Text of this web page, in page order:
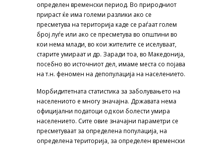
определен временски период. Во природниот
прираст ќе има големи разлики ако се
пресметува на територија каде се раѓаат голем
број луѓе или ако се пресметува во општини во
кои нема млади, во кои жителите се иселуваат,
старите умираат и др. Заради тоа, во Македонија,
посебно во источниот дел, имаме места со појава
на т.н. феномен на депопулација на населението.
Морбидитетната статистика за заболувањето на
населениото е многу значајна. Државата нема
официјални податоци од кои болести умира
населението. Сите овие значајни параметри се
пресметуваат за определена популација, на
определена територија, за определен временски